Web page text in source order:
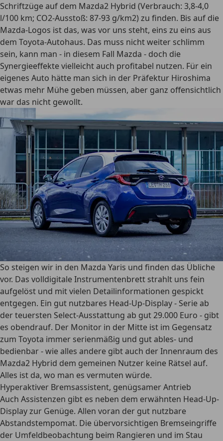
Schriftzüge auf dem Mazda2 Hybrid (Verbrauch: 3,8-4,0
l/100 km; CO2-Ausstoß: 87-93 g/km2) zu finden. Bis auf die
Mazda-Logos ist das, was vor uns steht, eins zu eins aus
dem Toyota-Autohaus. Das muss nicht weiter schlimm
sein, kann man - in diesem Fall Mazda - doch die
Synergieeffekte vielleicht auch profitabel nutzen. Für ein
eigenes Auto hätte man sich in der Präfektur Hiroshima
etwas mehr Mühe geben müssen, aber ganz offensichtlich
war das nicht gewollt.
So steigen wir in den Mazda Yaris und finden das Übliche
vor. Das volldigitale Instrumentenbrett strahlt uns fein
aufgelöst und mit vielen Detailinformationen gespickt
entgegen. Ein gut nutzbares Head-Up-Display - Serie ab
der teuersten Select-Ausstattung ab gut 29.000 Euro - gibt
es obendrauf. Der Monitor in der Mitte ist im Gegensatz
zum Toyota immer serienmäßig und gut ables- und
bedienbar - wie alles andere gibt auch der Innenraum des
Mazda2 Hybrid dem gemeinen Nutzer keine Rätsel auf.
Alles ist da, wo man es vermuten würde.
Hyperaktiver Bremsassistent, genügsamer Antrieb
Auch Assistenzen gibt es neben dem erwähnten Head-Up-
Display zur Genüge. Allen voran der gut nutzbare
Abstandstempomat. Die übervorsichtigen Bremseingriffe
der Umfeldbeobachtung beim Rangieren und im Stau